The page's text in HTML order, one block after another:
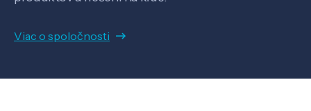
Viac o spoločnosti